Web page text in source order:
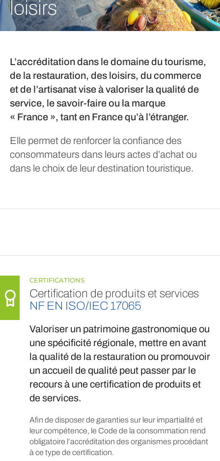
loisirs
L’accréditation dans le domaine du tourisme,
de la restauration, des loisirs, du commerce
et de l’artisanat vise à valoriser la qualité de
service, le savoir-faire ou la marque
« France », tant en France qu’à l’étranger.
Elle permet de renforcer la confiance des
consommateurs dans leurs actes d’achat ou
dans le choix de leur destination touristique.
CERTIFICATIONS
Certification de produits et services
NF EN ISO/IEC 17065
Valoriser un patrimoine gastronomique ou
une spécificité régionale, mettre en avant
la qualité de la restauration ou promouvoir
un accueil de qualité peut passer par le
recours à une certification de produits et
de services.
Afin de disposer de garanties sur leur impartialité et
leur compétence, le Code de la consommation rend
obligatoire l’accréditation des organismes procédant
à ce type de certification.